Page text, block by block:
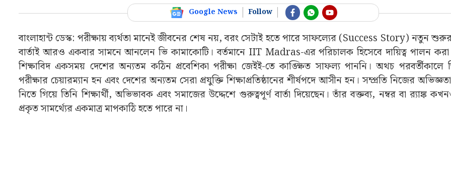
Google News Follow
বাংলাহান্ট ডেস্ক: পরীক্ষায় ব্যর্থতা মানেই জীবনের শেষ নয়, বরং সেটাই হতে পারে সাফল্যের (Success Story) নতুন
বার্তাই আরও একবার সামনে আনলেন ভি কামাকোটি। বর্তমানে IIT Madras-এর পরিচালক হিসেবে দায়িত্ব পালন করা
শিক্ষাবিদ একসময় দেশের অন্যতম কঠিন প্রবেশিকা পরীক্ষা জেইই-তে কাঙ্ক্ষিত সাফল্য পাননি। অথচ পরবর্তীকালে
পরীক্ষার চেয়ারম্যান হন এবং দেশের অন্যতম সেরা প্রযুক্তি শিক্ষাপ্রতিষ্ঠানের শীর্ষপদে আসীন হন। সম্প্রতি নিজের
নিতে গিয়ে তিনি শিক্ষার্থী, অভিভাবক এবং সমাজের উদ্দেশে গুরুত্বপূর্ণ বার্তা দিয়েছেন। তাঁর বক্তব্য, নম্বর বা র‍্যাঙ্ক
প্রকৃত সামর্থ্যের একমাত্র মাপকাঠি হতে পারে না।